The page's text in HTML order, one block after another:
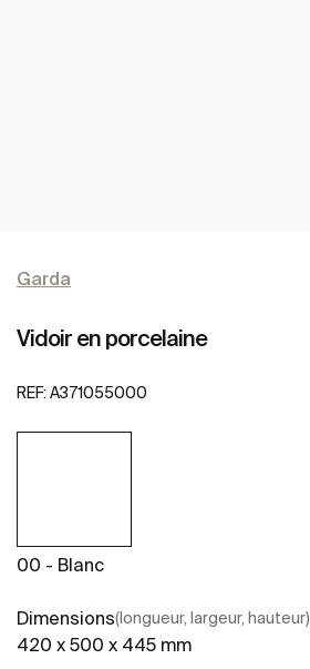
Garda
Vidoir en porcelaine
REF: A371055000
00 - Blanc
Dimensions(longueur, largeur, hauteur)
420 x 500 x 445 mm